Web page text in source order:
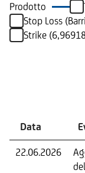
Prodotto
Stop Loss
Strike
Data
22.06.2026